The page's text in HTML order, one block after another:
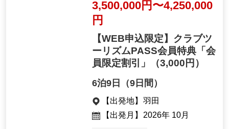
3,500,000円〜4,250,000
円
【WEB申込限定】クラブツ
ーリズムPASS会員特典「会
員限定割引」
（3,000円）
6泊9日（9日間）
【出発地】 羽田
【出発月】 2026年 10月